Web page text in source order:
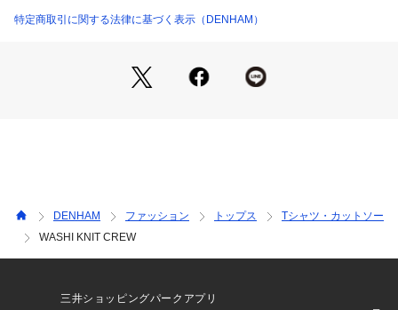
特定商取引に関する法律に基づく表示（DENHAM）
DENHAM ファッション トップス
Tシャツ・カットソー
WASHI KNIT CREW
三井ショッピングパークアプリ